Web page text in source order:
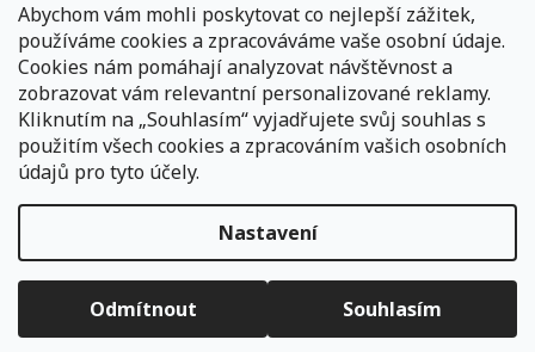
Abychom vám mohli poskytovat co nejlepší zážitek,
používáme cookies a zpracováváme vaše osobní údaje.
Cookies nám pomáhají analyzovat návštěvnost a
zobrazovat vám relevantní personalizované reklamy.
Kliknutím na „Souhlasím“ vyjadřujete svůj souhlas s
použitím všech cookies a zpracováním vašich osobních
údajů pro tyto účely.
Nastavení
Odmítnout Souhlasím
Objednávky, které přijmeme a jsou uhrazeny do 11,00 hodin
expedujeme ještě v ten samý den. Vyčkejte prosím na
informace od přepravní společnosti. Pokud jste zvolili osobní
vyzvednutí na některé z našich poboček - vyčkejte na informační
Oblíbené kategorie
Kontakt
Vytvořil Shoptet|ShopCode